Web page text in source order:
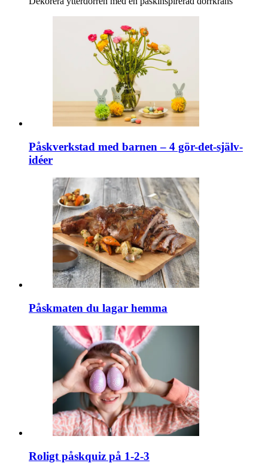
Påskverkstad med barnen – 4 gör-det-själv-
idéer
Påskmaten du lagar hemma
Roligt påskquiz på 1-2-3